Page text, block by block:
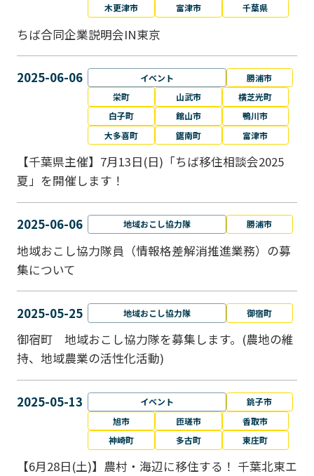
木更津市
富津市 千葉県
ちば合同企業説明会IN東京
2025-06-06 イベント
勝浦市
栄町
山武市
横芝光町
白子町
館山市
鴨川市
大多喜町
鋸南町 富津市
【千葉県主催】7月13日(日)「ちば移住相談会2025
夏」を開催します！
2025-06-06 地域おこし協力隊 勝浦市
地域おこし協力隊員（情報格差解消推進業務）の募
集について
2025-05-25 地域おこし協力隊 御宿町
御宿町 地域おこし協力隊を募集します。(農地の維
持、地域農業の活性化活動)
2025-05-13 イベント
銚子市
旭市
匝瑳市
香取市
神崎町
多古町 東庄町
【6月28日(土)】農村・海辺に移住する！ 千葉北東エ